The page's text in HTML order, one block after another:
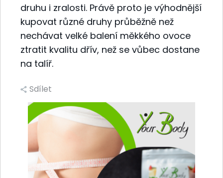
druhu i zralosti. Právě proto je výhodnější
kupovat různé druhy průběžně než
nechávat velké balení měkkého ovoce
ztratit kvalitu dřív, než se vůbec dostane
na talíř.
Sdílet